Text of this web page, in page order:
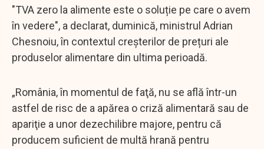
"TVA zero la alimente este o soluție pe care o avem
în vedere", a declarat, duminică, ministrul Adrian
Chesnoiu, în contextul creșterilor de prețuri ale
produselor alimentare din ultima perioadă.
„România, în momentul de faţă, nu se află într-un
astfel de risc de a apărea o criză alimentară sau de
apariţie a unor dezechilibre majore, pentru că
producem suficient de multă hrană pentru